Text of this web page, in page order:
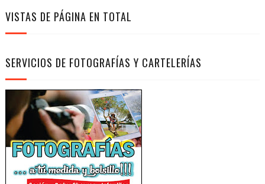
VISTAS DE PÁGINA EN TOTAL
SERVICIOS DE FOTOGRAFÍAS Y CARTELERÍAS